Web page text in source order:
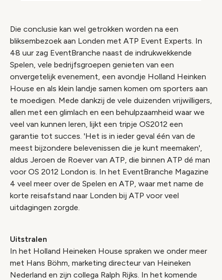
Die conclusie kan wel getrokken worden na een
bliksembezoek aan Londen met ATP Event Experts. In
48 uur zag EventBranche naast de indrukwekkende
Spelen, vele bedrijfsgroepen genieten van een
onvergetelijk evenement, een avondje Holland Heinken
House en als klein landje samen komen om sporters aan
te moedigen. Mede dankzij de vele duizenden vrijwilligers,
allen met een glimlach en een behulpzaamheid waar we
veel van kunnen leren, lijkt een tripje OS2012 een
garantie tot succes. 'Het is in ieder geval één van de
meest bijzondere belevenissen die je kunt meemaken',
aldus Jeroen de Roever van ATP, die binnen ATP dé man
voor OS 2012 London is. In het EventBranche Magazine
4 veel meer over de Spelen en ATP, waar met name de
korte reisafstand naar Londen bij ATP voor veel
uitdagingen zorgde.
Uitstralen
In het Holland Heineken House spraken we onder meer
met Hans Böhm, marketing directeur van Heineken
Nederland en zijn collega Ralph Rijks. In het komende